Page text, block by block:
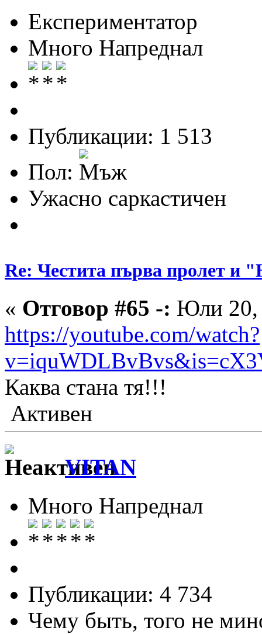
Експериментатор
Много Напреднал
Публикации: 1 513
Пол:
Ужасно саркастичен
Re: Честита първа
« Отговор #65 -: Юли 20,
https://youtube.com/watch?
Каква стана тя!!!
Активен
VITAN
Много Напреднал
Публикации: 4 734
Чему быть, того не